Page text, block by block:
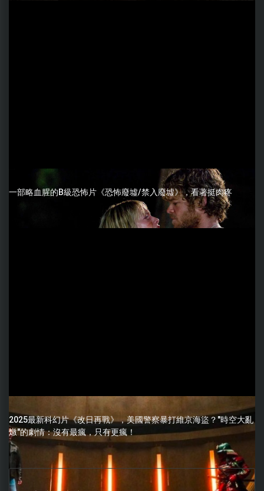
一部略血腥的B級恐怖片《恐怖廢墟/禁入廢墟》，看著挺肉疼
2025最新科幻片《改日再戰》，美國警察暴打維京海盜？"時空大亂
燉"的劇情：沒有最瘋，只有更瘋！